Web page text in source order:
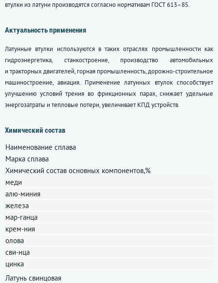
втулки из латуни производятся согласно нормативам ГОСТ 613–85.
Актуальность применения
Латунные втулки используются в таких отраслях промышленности как
гидроэнергетика, станкостроение, производство автомобильных
и тракторных двигателей, горная промышленность, дорожно-строительное
машиностроение, авиация. Применение латунных втулок способствует
улучшению условий трения во фрикционных парах, снижает удельные
энергозатраты и тепловые потери, увеличивает КПД устройств.
Химический состав
Наименование сплава
Марка сплава
Химический состав основных компонентов,%
меди
алю-миния
железа
мар-ганца
крем-ния
олова
сви-нца
цинка
Латунь свинцовая